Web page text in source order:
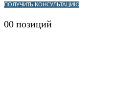
ПОЛУЧИТЬ КОНСУЛЬТАЦИЮ
00 позиций